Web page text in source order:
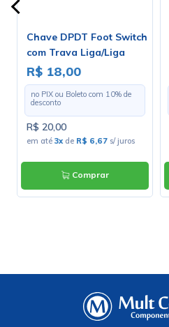
Chave DPDT Foot Switch
com Trava Liga/Liga
para Solda Fio - PBS-24-
202
R$ 18,00
no PIX ou Boleto com 10% de
desconto
R$ 20,00
em até3xde R$ 6,67 s/ juros
Comprar